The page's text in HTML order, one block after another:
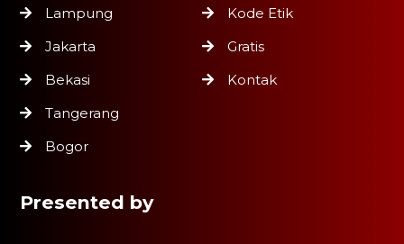
Lampung
Jakarta
Bekasi
Tangerang
Bogor
Kode Etik
Gratis
Kontak
Presented by